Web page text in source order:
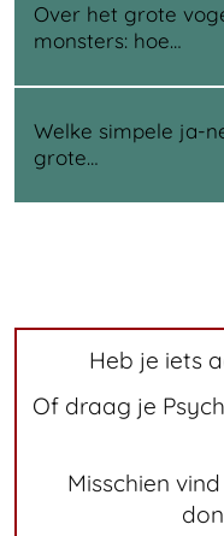
Over het grote
monsters: hoe…
Welke simpele ja-
grote…
Heb je iets
Of draag je
Misschien